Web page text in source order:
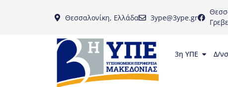
Θεσσαλονίκη, Ελλάδα 3ype@3ype.gr
3η ΥΠΕ Δ/